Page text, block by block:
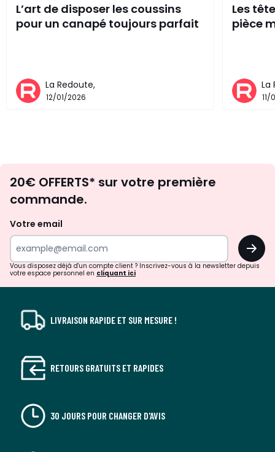
L’art de disposer les coussins
pour un canapé toujours parfait
La Redoute,
12/01/2026
Les
pièce
La
11/
d'inspirations
surprises?
20€ OFFERTS* sur votre première
commande.
Votre email
OK
Vous disposez déjà d'un compte client ? Inscrivez-vous à la newsletter depuis
votre espace personnel en cliquant ici
LIVRAISON RAPIDE ET SUR MESURE !
RETOURS GRATUITS ET RAPIDES
30 JOURS POUR CHANGER D'AVIS